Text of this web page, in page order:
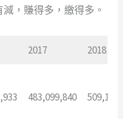
，賺得多，繳得多。
2017 2018
483,099,840